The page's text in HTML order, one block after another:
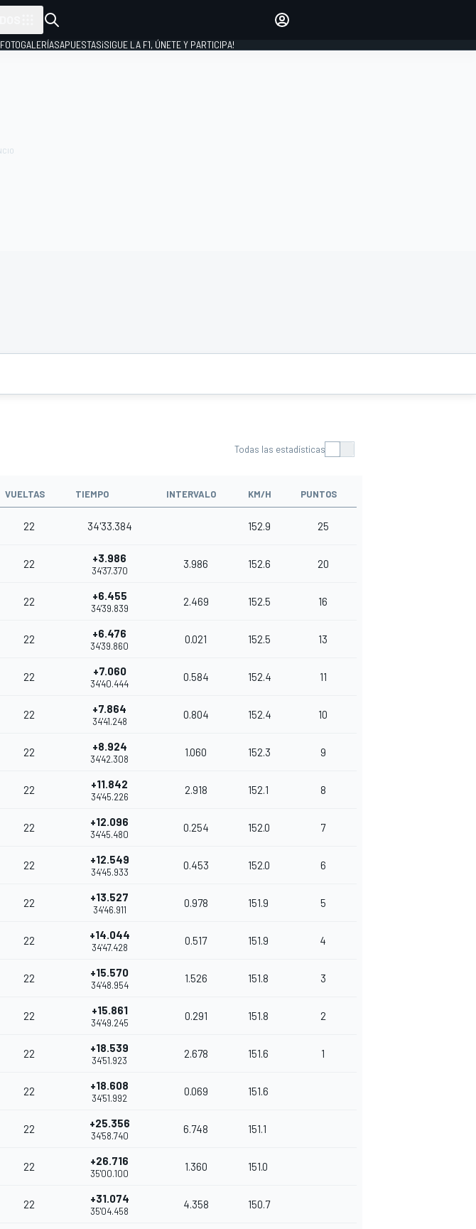
FOTOGALERÍASAPUESTAS¡SIGUE LA F1, ÚNETE Y PARTICIPA!
Todas las estadísticas
VUELTAS TIEMPO INTERVALO KM/H PUNTOS
22 34'33.384 152.9 25
22 +3.986
34'37.370
3.986 152.6 20
22 +6.455
34'39.839
2.469 152.5 16
22 +6.476
34'39.860
0.021 152.5 13
22 +7.060
34'40.444
0.584 152.4 11
22 +7.864
34'41.248
0.804 152.4 10
22 +8.924
34'42.308
1.060 152.3 9
22 +11.842
34'45.226
2.918 152.1 8
22 +12.096
34'45.480
0.254 152.0 7
22 +12.549
34'45.933
0.453 152.0 6
22 +13.527
34'46.911
0.978 151.9 5
22 +14.044
34'47.428
0.517 151.9 4
22 +15.570
34'48.954
1.526 151.8 3
22 +15.861
34'49.245
0.291 151.8 2
22 +18.539
34'51.923
2.678 151.6 1
22 +18.608
34'51.992
0.069 151.6
22 +25.356
34'58.740
6.748 151.1
22 +26.716
35'00.100
1.360 151.0
22 +31.074
35'04.458
4.358 150.7